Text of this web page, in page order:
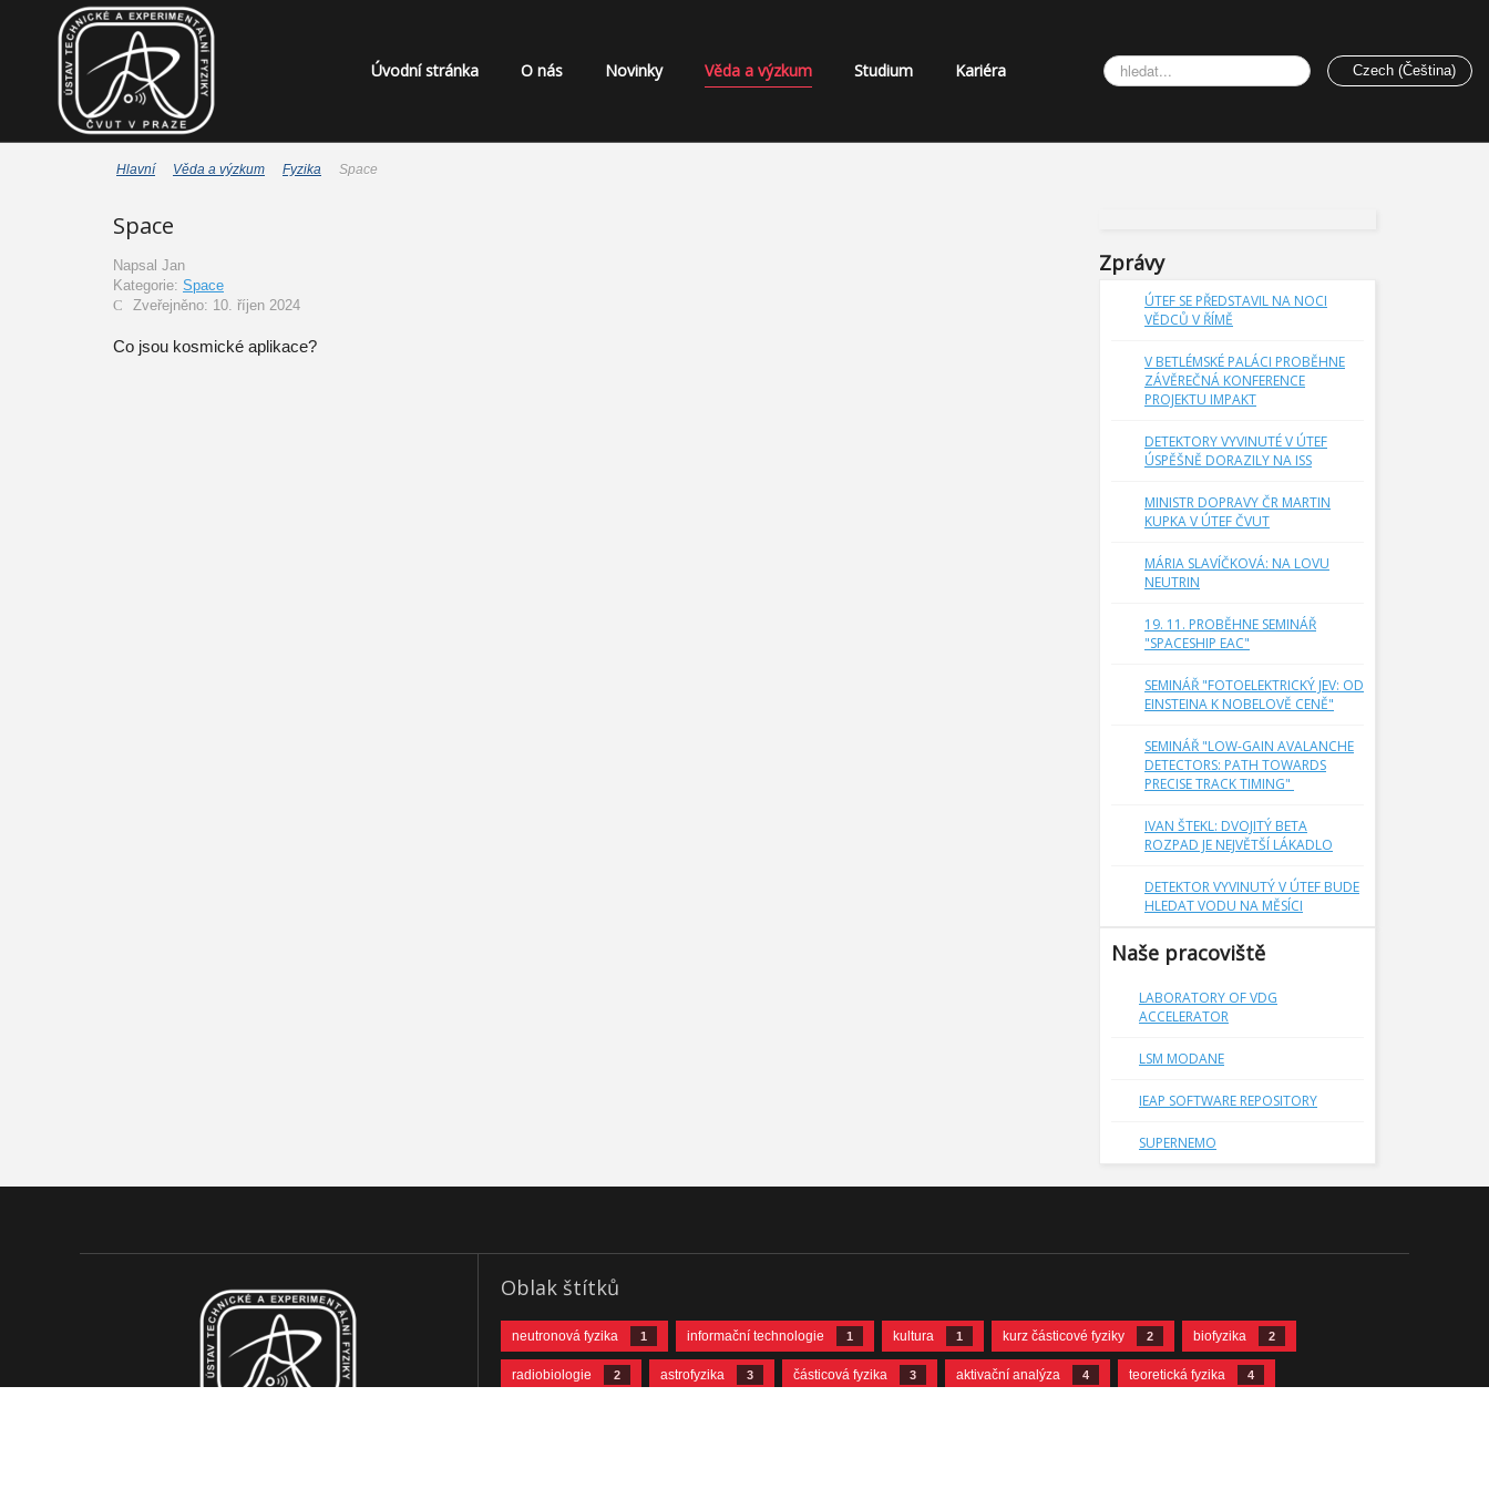
Úvodní stránka O nás Novinky Věda a výzkum Studium Kariéra Vyhledávání... Czech (Čeština)
Hlavní Věda a výzkum Fyzika Space
Space
Napsal Jan
Kategorie: Space
Zveřejněno: 10. říjen 2024
Co jsou kosmické aplikace?
Zprávy
ÚTEF SE PŘEDSTAVIL NA NOCI
VĚDCŮ V ŘÍMĚ
V BETLÉMSKÉ PALÁCI PROBĚHNE
ZÁVĚREČNÁ KONFERENCE
PROJEKTU IMPAKT
DETEKTORY VYVINUTÉ V ÚTEF
ÚSPĚŠNĚ DORAZILY NA ISS
MINISTR DOPRAVY ČR MARTIN
KUPKA V ÚTEF ČVUT
MÁRIA SLAVÍČKOVÁ: NA LOVU
NEUTRIN
19. 11. PROBĚHNE SEMINÁŘ
"SPACESHIP EAC"
SEMINÁŘ "FOTOELEKTRICKÝ JEV: OD
EINSTEINA K NOBELOVĚ CENĚ"
SEMINÁŘ "LOW-GAIN AVALANCHE
DETECTORS: PATH TOWARDS
PRECISE TRACK TIMING"
IVAN ŠTEKL: DVOJITÝ BETA
ROZPAD JE NEJVĚTŠÍ LÁKADLO
DETEKTOR VYVINUTÝ V ÚTEF BUDE
HLEDAT VODU NA MĚSÍCI
Naše pracoviště
LABORATORY OF VDG
ACCELERATOR
LSM MODANE
IEAP SOFTWARE REPOSITORY
SUPERNEMO
Oblak štítků
neutronová fyzika 1 informační technologie 1 kultura 1 kurz částicové fyziky 2 biofyzika 2
radiobiologie 2 astrofyzika 3 částicová fyzika 3 aktivační analýza 4 teoretická fyzika 4